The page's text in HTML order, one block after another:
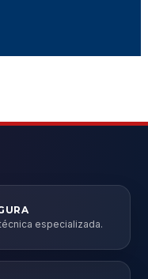
especializada.